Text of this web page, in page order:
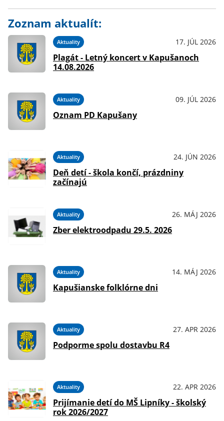
Zoznam aktualít:
Aktuality 17. JÚL 2026
Plagát - Letný koncert v Kapušanoch
14.08.2026
Aktuality 09. JÚL 2026
Oznam PD Kapušany
Aktuality 24. JÚN 2026
Deň detí - škola končí, prázdniny
začínajú
Aktuality 26. MÁJ 2026
Zber elektroodpadu 29.5. 2026
Aktuality 14. MÁJ 2026
Kapušianske folklórne dni
Aktuality 27. APR 2026
Podporme spolu dostavbu R4
Aktuality 22. APR 2026
Prijímanie detí do MŠ Lipníky - školský
rok 2026/2027